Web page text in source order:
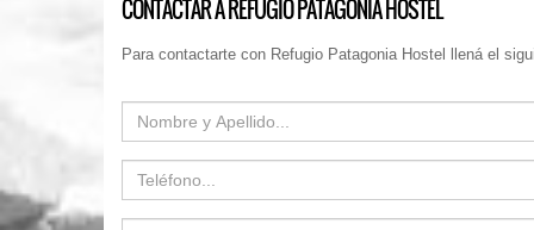
CONTACTAR A REFUGIO PATAGONIA HOSTEL
Para contactarte con Refugio Patagonia Hostel llená el